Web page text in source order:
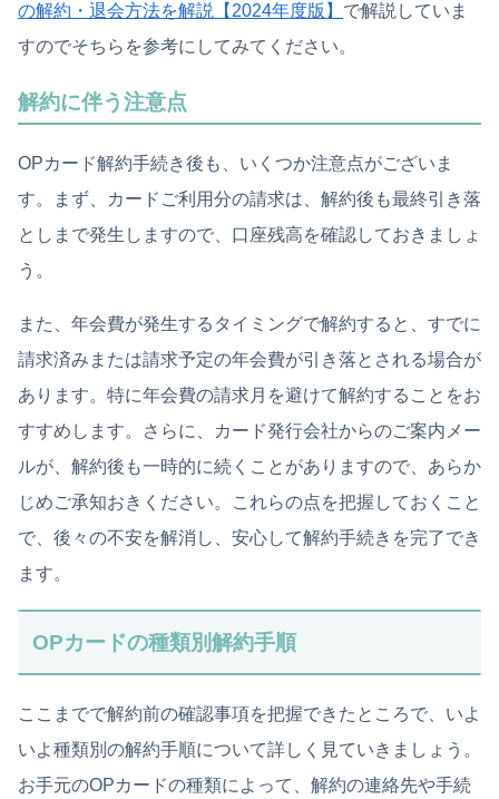
の解約・退会方法を解説【2024年度版】 で解説していま
すのでそちらを参考にしてみてください。
解約に伴う注意点
OPカード解約手続き後も、いくつか注意点がございま
す。まず、カードご利用分の請求は、解約後も最終引き落
としまで発生しますので、口座残高を確認しておきましょ
う。
また、年会費が発生するタイミングで解約すると、すでに
請求済みまたは請求予定の年会費が引き落とされる場合が
あります。特に年会費の請求月を避けて解約することをお
すすめします。さらに、カード発行会社からのご案内メー
ルが、解約後も一時的に続くことがありますので、あらか
じめご承知おきください。これらの点を把握しておくこと
で、後々の不安を解消し、安心して解約手続きを完了でき
ます。
OPカードの種類別解約手順
ここまでで解約前の確認事項を把握できたところで、いよ
いよ種類別の解約手順について詳しく見ていきましょう。
お手元のOPカードの種類によって、解約の連絡先や手続